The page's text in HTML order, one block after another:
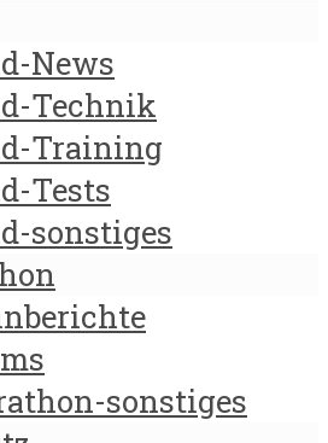
News
Technik
Training
Tests
sonstiges
sonstiges